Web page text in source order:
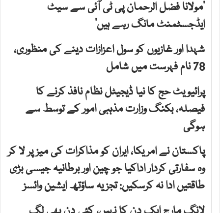
’مولانا فضل الرحمان پی ٹی آئی سے سیٹ
ایڈجسٹمنٹ مانگ رہے ہیں‘
شہدا اور غازیوں کو سول اعزازات دینے کی منظوری،
78 نام فہرست میں شامل
پرائیویٹ حج کا نیا ڈیجیٹل نظام نافذ کرنے کا
فیصلہ، بکنگ وزارت مذہبی امور کے توسط سے
ہوگی
پاکستان نے امریکا، ایران کو مذاکرات کی میز پر لا کر
وہ سفارتی کردار اداکیا جو چین اور برطانیہ جیسی بڑی
طاقتیں ادا نہ کرسکیں: تجزیہ ساؤتھ ایشین وائسز